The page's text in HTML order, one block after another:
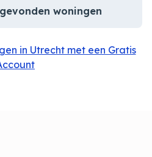
woningen
in Utrecht met een Gratis